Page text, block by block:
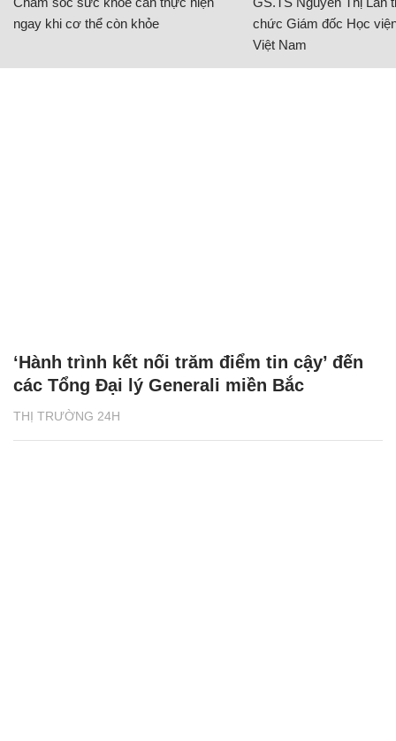
ngay khi cơ thể còn khỏe
chức Giám đốc Học
Việt Nam
THỊ TRƯỜNG 24H
‘Hành trình kết nối trăm điểm tin cậy’ đến
các Tổng Đại lý Generali miền Bắc